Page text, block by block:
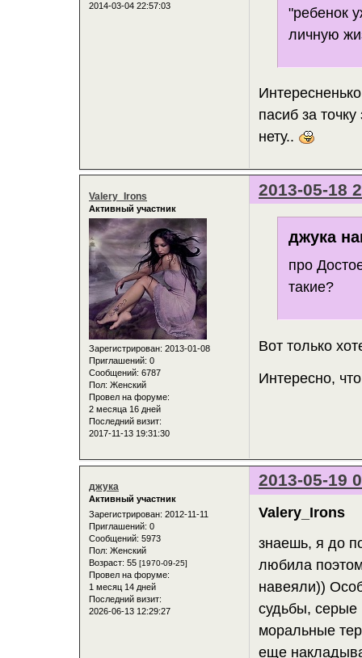
2014-03-04 22:57:03
"ребенок
личную
пасиб за
нету..
2013-05-18
Valery_Irons
Активный участник
Зарегистрирован: 2013-01-08
Приглашений: 0
Сообщений: 6787
Пол: Женский
Провел на форуме:
2 месяца 16 дней
Последний визит:
2017-11-13 19:31:30
джука
про
такие?
Вот только
Интересно,
2013-05-19
джука
Активный участник
Зарегистрирован: 2012-11-11
Приглашений: 0
Сообщений: 5973
Пол: Женский
Возраст: 55 [1970-09-25]
Провел на форуме:
1 месяц 14 дней
Последний визит:
2026-06-13 12:29:27
Valery_Irons
знаешь, я до
любила
навеяли))
судьбы, серые
моральные
еще